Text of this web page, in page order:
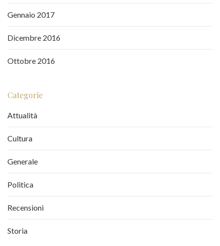
Gennaio 2017
Dicembre 2016
Ottobre 2016
Categorie
Attualità
Cultura
Generale
Politica
Recensioni
Storia